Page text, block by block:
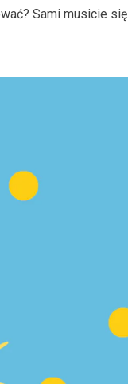
Sami musicie się